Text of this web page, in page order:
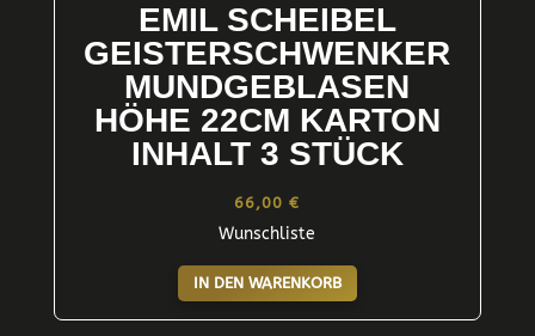
EMIL SCHEIBEL
GEISTERSCHWENKER
MUNDGEBLASEN
HÖHE 22CM KARTON
INHALT 3 STÜCK
66,00€
Wunschliste
IN DEN WARENKORB